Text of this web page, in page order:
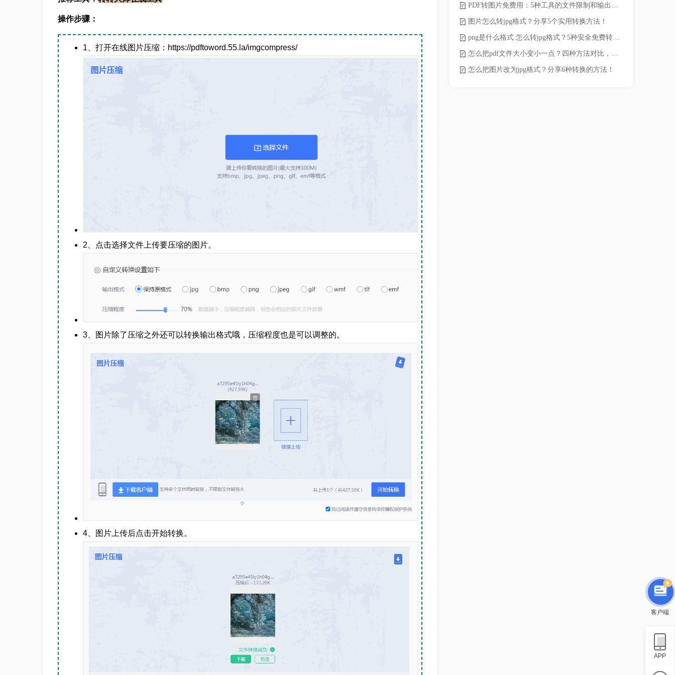
操作步骤：
1、打开在线图片压缩：https://pdftoword.55.la/imgcompress/
2、点击选择文件上传要压缩的图片。
3、图片除了压缩之外还可以转换输出格式哦，压缩程度也是可以调整的。
4、图片上传后点击开始转换。
PDF转图片免费用：5种工具的文件限制和输出质量对比！
图片怎么转jpg格式？分享5个实用转换方法！
png是什么格式 怎么转jpg格式？5种安全免费转换方法全解析！
怎么把pdf文件大小变小一点？四种方法对比，一看就懂！
怎么把图片改为jpg格式？分享6种转换的方法！
客户端
APP